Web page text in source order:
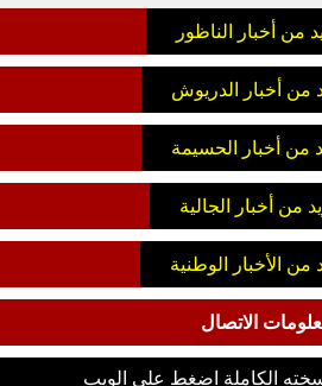
من أخبار الناظور
من أخبار الدريوش
من أخبار الحسيمة
من أخبار الجالية
من الأخبار الوطنية
الاتصال
الكاملة اضغط على الويب